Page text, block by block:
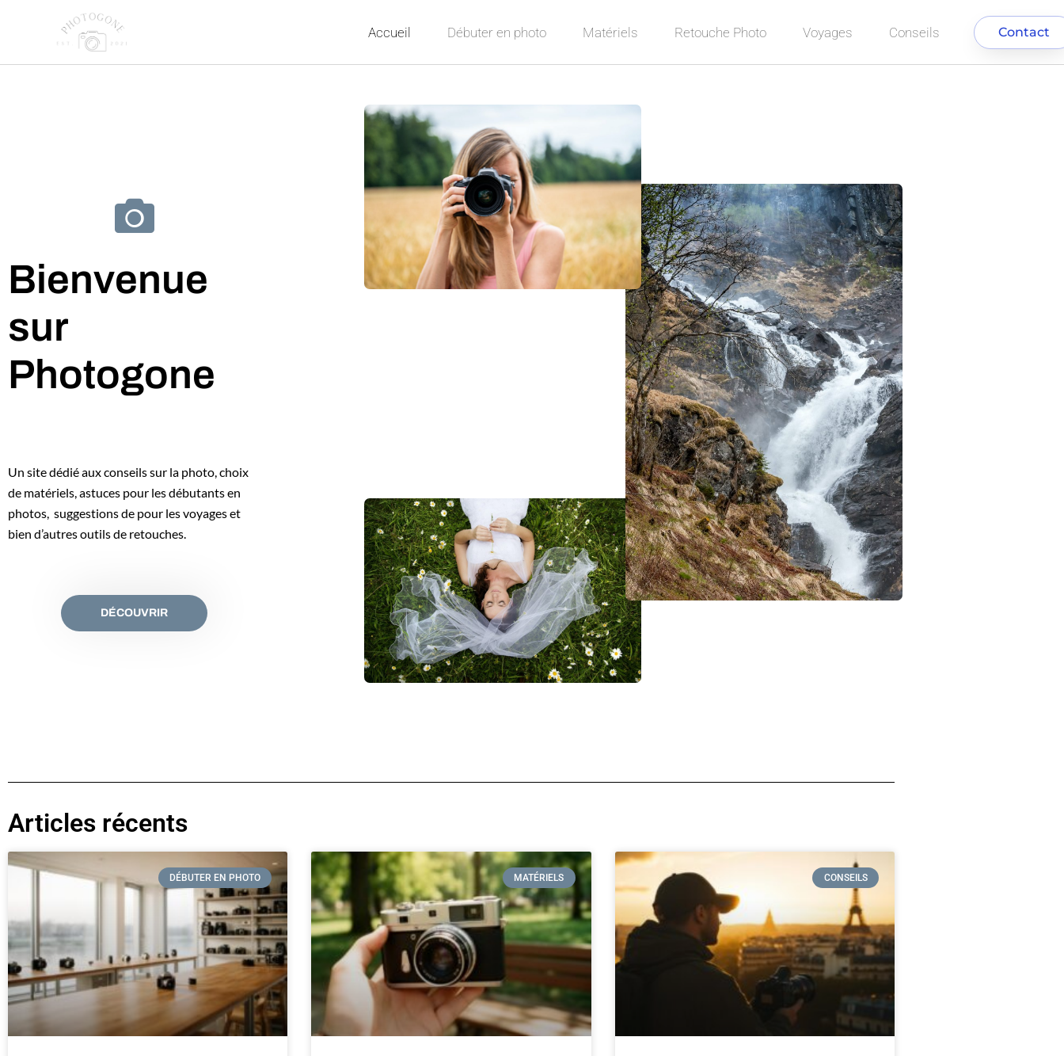
Accueil Débuter en photo Matériels Retouche Photo Voyages Conseils Contact
Bienvenue
sur
Photogone
Un site dédié aux conseils sur la photo, choix
de matériels, astuces pour les débutants en
photos, suggestions de pour les voyages et
bien d’autres outils de retouches.
DÉCOUVRIR
Articles récents
DÉBUTER EN PHOTO MATÉRIELS CONSEILS